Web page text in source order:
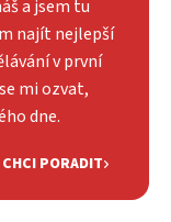
a jsem tu
najít nejlepší
v první
mi ozvat,
dne.
CHCI PORADIT